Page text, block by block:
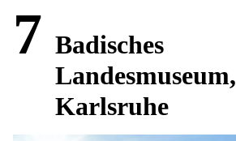
7 Badisches
Landesmuseum,
Karlsruhe